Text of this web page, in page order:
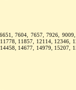
7604, 7657, 7926,
11857, 12114, 12346,
14677, 14979, 15207,